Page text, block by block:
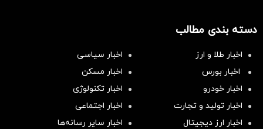
دسته بندی مطالب
اخبار طلا و ارز
اخبار سیاسی
اخبار بورس
اخبار مسکن
اخبار خودرو
اخبار تکنولوژی
اخبار تولید و تجارت
اخبار اجتماعی
اخبار ارز دیجیتال
اخبار سایر رسانه‌‌ها